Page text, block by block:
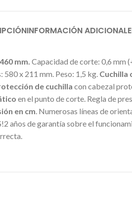
INFORMACIÓN ADICIONAL
460 mm. Capacidad de corte: 0,6 mm (
580 x 211 mm. Peso: 1,5 kg. Cuchilla
de cuchilla con cabezal
en el punto de corte. Regla de
en cm. Numerosas líneas de
años de garantía sobre el